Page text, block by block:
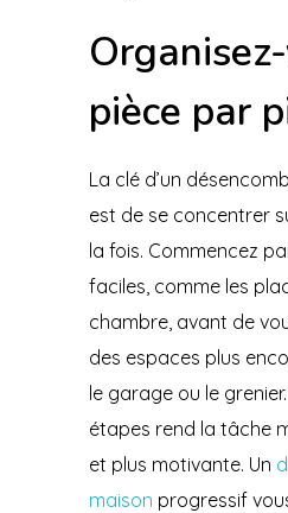
pièce par
La clé d’un
est de se concentrer
la fois. Commencez
faciles, comme les
chambre, avant de
des espaces plus
le garage ou le
étapes rend la tâche
et plus motivante. Un
maison progressif